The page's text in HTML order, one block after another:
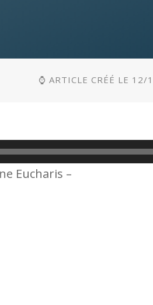
⌚ ARTICLE CRÉÉ LE
Eucharis –